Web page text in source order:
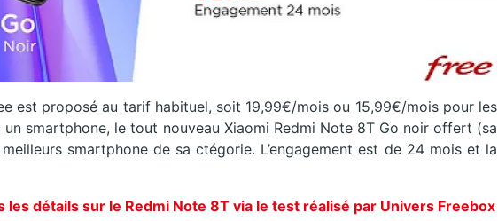
est proposé au tarif habituel, soit 19,99€/mois ou 15,99€/mois pour les
un smartphone, le tout nouveau Xiaomi Redmi Note 8T Go noir offert (sa
smartphone de sa ctégorie. L’engagement est de 24 mois et la
détails sur le Redmi Note 8T via le test réalisé par Univers Freebox